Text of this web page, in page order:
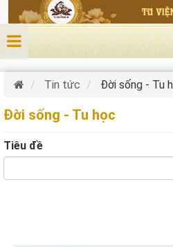
Nhảy đến nội dung
Tin tức Đời sống - Tu
Đời sống - Tu học
Tiêu đề